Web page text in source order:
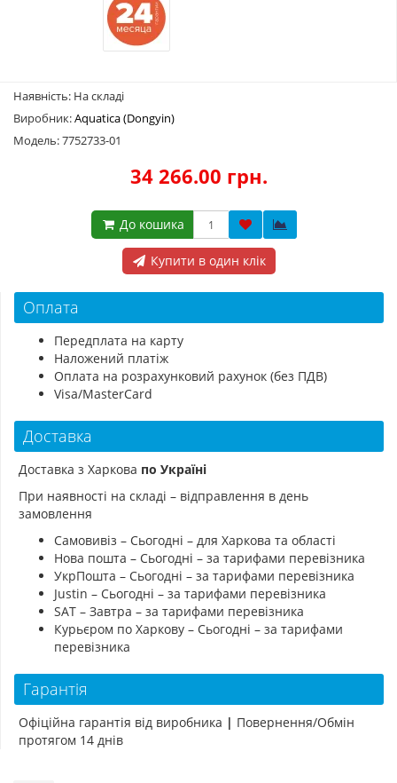
Наявність: На складі
Виробник:Aquatica (Dongyin)
Модель: 7752733-01
34 266.00 грн.
До кошика
Купити в один клік
Оплата
Передплата на карту
Наложений платіж
Оплата на розрахунковий рахунок (без ПДВ)
Visa/MasterCard
Доставка
Доставка з Харкова по Україні
При наявності на складі – відправлення в день
замовлення
Самовивіз – Сьогодні – для Харкова та області
Нова пошта – Сьогодні – за тарифами перевізника
УкрПошта – Сьогодні – за тарифами перевізника
Justin – Сьогодні – за тарифами перевізника
SAT – Завтра – за тарифами перевізника
Курьєром по Харкову – Сьогодні – за тарифами
перевізника
Гарантія
Офіційна гарантія від виробника | Повернення/Обмін
протягом 14 днів